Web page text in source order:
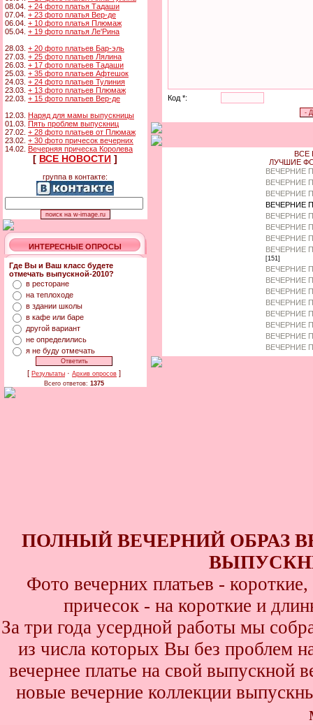
08.04. + 24 фото платья Тадаши
07.04. + 23 фото платья Вер-де
06.04. + 10 фото платья Плюмаж
05.04. + 19 фото платья Ле'Рина
28.03. + 20 фото платьев Бар-эль
27.03. + 25 фото платьев Лялина
26.03. + 17 фото платьев Тадаши
25.03. + 35 фото платьев Афтешок
24.03. + 24 фото платьев Тулиния
23.03. + 13 фото платьев Плюмаж
22.03. + 15 фото платьев Вер-де
12.03. Наряд для мамы выпускницы
01.03. Пять проблем выпускниц
27.02. + 28 фото платьев от Плюмаж
23.02. + 30 фото причесок вечерних
14.02. Вечерняя прическа Королева
[ ВСЕ НОВОСТИ ]
группа в контакте:
ИНТЕРЕСНЫЕ ОПРОСЫ
Где Вы и Ваш класс будете
отмечать выпускной-2010?
в ресторане
на теплоходе
в здании школы
в кафе или баре
другой вариант
не определились
я не буду отмечать
[ Результаты · Архив опросов ]
Всего ответов: 1375
Код *:
ВСЕ
ЛУЧШИЕ
ВЕЧЕРНИЕ
ВЕЧЕРНИЕ
ВЕЧЕРНИЕ
ВЕЧЕРНИЕ
ВЕЧЕРНИЕ
ВЕЧЕРНИЕ
ВЕЧЕРНИЕ
ВЕЧЕРНИЕ
[151]
ВЕЧЕРНИЕ
ВЕЧЕРНИЕ
ВЕЧЕРНИЕ
ВЕЧЕРНИЕ
ВЕЧЕРНИЕ
ВЕЧЕРНИЕ
ВЕЧЕРНИЕ
ВЕЧЕРНИЕ
ПОЛНЫЙ ВЕЧЕРНИЙ ОБРАЗ
Фото вечерних платьев -
причесок - на короткие и
За три года усердной работы мы
из числа которых Вы без проблем
вечернее платье на свой выпускной
новые вечерние коллекции